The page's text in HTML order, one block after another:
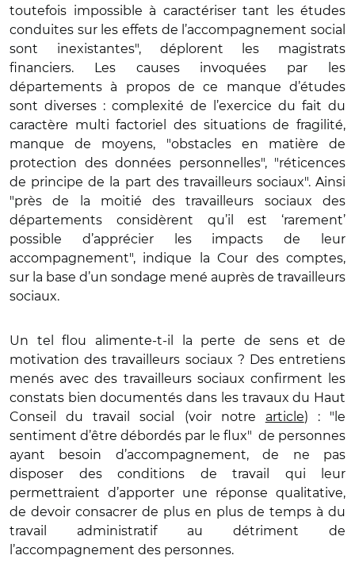
toutefois impossible à caractériser tant les études
conduites sur les effets de l’accompagnement social
sont inexistantes", déplorent les magistrats
financiers. Les causes invoquées par les
départements à propos de ce manque d’études
sont diverses : complexité de l’exercice du fait du
caractère multi factoriel des situations de fragilité,
manque de moyens, "obstacles en matière de
protection des données personnelles", "réticences
de principe de la part des travailleurs sociaux". Ainsi
"près de la moitié des travailleurs sociaux des
départements considèrent qu’il est ‘rarement’
possible d’apprécier les impacts de leur
accompagnement", indique la Cour des comptes,
sur la base d’un sondage mené auprès de travailleurs
sociaux.
Un tel flou alimente-t-il la perte de sens et de
motivation des travailleurs sociaux ? Des entretiens
menés avec des travailleurs sociaux confirment les
constats bien documentés dans les travaux du Haut
Conseil du travail social (voir notre article) : "le
sentiment d’être débordés par le flux" de personnes
ayant besoin d’accompagnement, de ne pas
disposer des conditions de travail qui leur
permettraient d’apporter une réponse qualitative,
de devoir consacrer de plus en plus de temps à du
travail administratif au détriment de
l’accompagnement des personnes.